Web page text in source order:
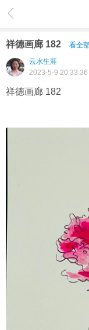
祥德画廊 182
看全
云水生涯
2023-5-9 20:33:36
祥德画廊 182